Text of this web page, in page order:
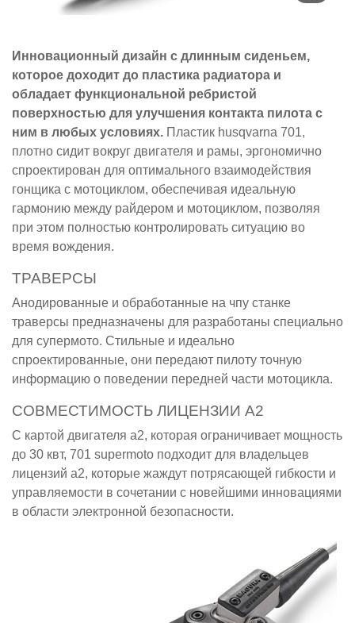
Инновационный дизайн с длинным сиденьем,
которое доходит до пластика радиатора и
обладает функциональной ребристой
поверхностью для улучшения контакта пилота с
ним в любых условиях. Пластик husqvarna 701,
плотно сидит вокруг двигателя и рамы, эргономично
спроектирован для оптимального взаимодействия
гонщика с мотоциклом, обеспечивая идеальную
гармонию между райдером и мотоциклом, позволяя
при этом полностью контролировать ситуацию во
время вождения.
ТРАВЕРСЫ
Анодированные и обработанные на чпу станке
траверсы предназначены для разработаны специально
для супермото. Стильные и идеально
спроектированные, они передают пилоту точную
информацию о поведении передней части мотоцикла.
СОВМЕСТИМОСТЬ ЛИЦЕНЗИИ А2
С картой двигателя a2, которая ограничивает мощность
до 30 квт, 701 supermoto подходит для владельцев
лицензий a2, которые жаждут потрясающей гибкости и
управляемости в сочетании с новейшими инновациями
в области электронной безопасности.